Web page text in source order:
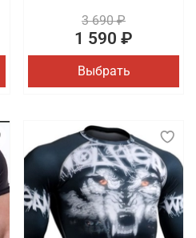
3 690 ₽
1 590 ₽
Выбрать